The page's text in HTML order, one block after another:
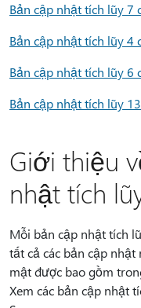
Bản cập nhật tích lũy 7
Bản cập nhật tích lũy 4
Bản cập nhật tích lũy 6
Bản cập nhật tích lũy
Giới thiệu
nhật tích
Mỗi bản cập nhật tích
tất cả các bản cập
mật được bao gồm
Xem các bản cập nhật